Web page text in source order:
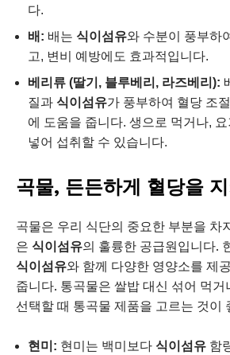
다.
배: 배는 식이섬유와 수분이 풍부하
고, 변비 예방에도 효과적입니다.
베리류 (딸기, 블루베리, 라즈베리):
질과 식이섬유가 풍부하여 혈당 조
에 도움을 줍니다. 생으로 먹거나, 요
넣어 섭취할 수 있습니다.
곡물, 든든하게 혈당을
곡물은 우리 식단의 중요한 부분을 차
은 식이섬유의 훌륭한 공급원입니다.
식이섬유와 함께 다양한 영양소를 제
줍니다. 통곡물은 쌀밥 대신 섞어 먹거
선택할 때 통곡물 제품을 고르는 것이
현미: 현미는 백미보다 식이섬유 함